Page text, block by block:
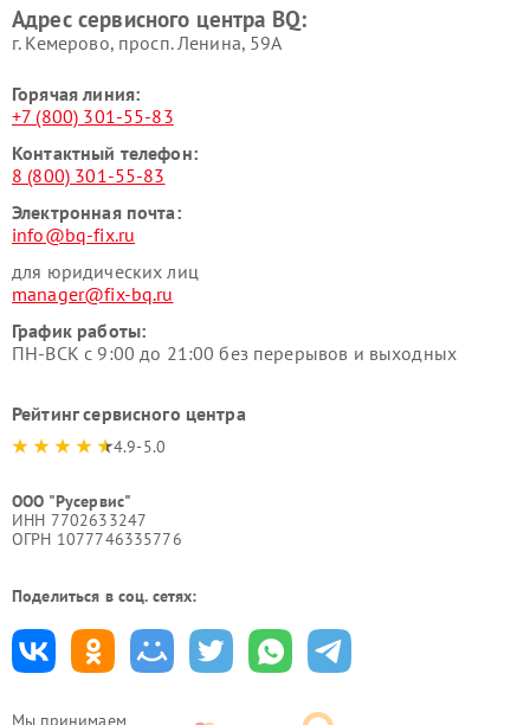
Мы принимаем
Адрес сервисного центра BQ:
г. Кемерово, просп. Ленина, 59А
Горячая линия:
+7 (800) 301-55-83
Контактный телефон:
8 (800) 301-55-83
Электронная почта:
info@bq-fix.ru
для юридических лиц
manager@fix-bq.ru
График работы:
ПН-ВСК с 9:00 до 21:00 без перерывов и выходных
Рейтинг сервисного центра
4.9-5.0
ООО "Русервис"
ИНН 7702633247
ОГРН 1077746335776
Поделиться в соц. сетях: